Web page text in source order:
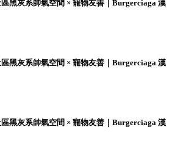
區黑灰系帥氣空間 × 寵物友善｜Burgerciaga 漢
區黑灰系帥氣空間 × 寵物友善｜Burgerciaga 漢
區黑灰系帥氣空間 × 寵物友善｜Burgerciaga 漢